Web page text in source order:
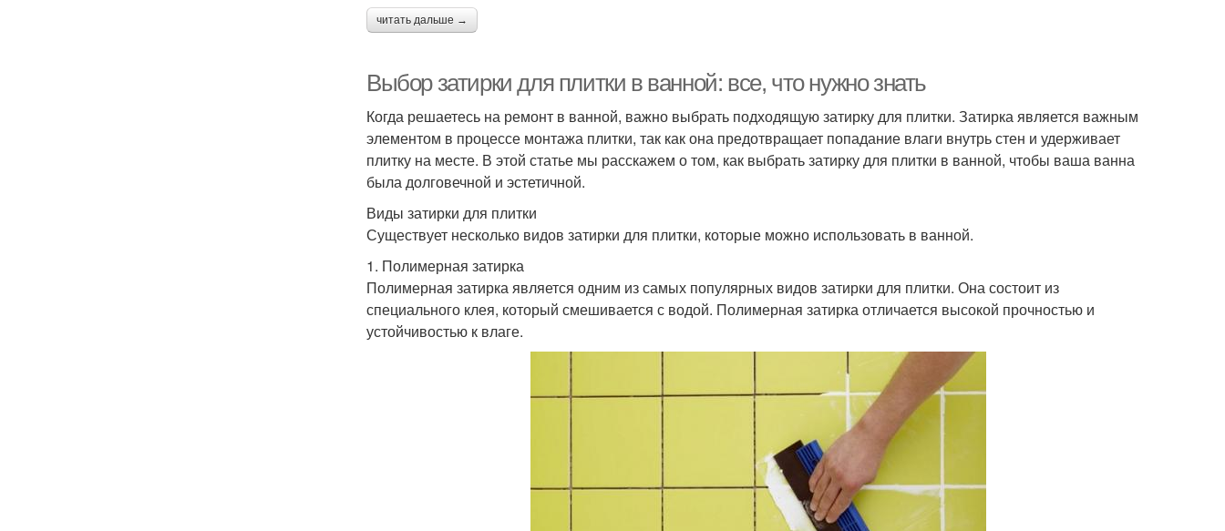
читать дальше →
Выбор затирки для плитки в ванной: все, что нужно знать
Когда решаетесь на ремонт в ванной, важно выбрать подходящую затирку для плитки. Затирка является важным
элементом в процессе монтажа плитки, так как она предотвращает попадание влаги внутрь стен и удерживает
плитку на месте. В этой статье мы расскажем о том, как выбрать затирку для плитки в ванной, чтобы ваша ванна
была долговечной и эстетичной.
Виды затирки для плитки
Существует несколько видов затирки для плитки, которые можно использовать в ванной.
1. Полимерная затирка
Полимерная затирка является одним из самых популярных видов затирки для плитки. Она состоит из
специального клея, который смешивается с водой. Полимерная затирка отличается высокой прочностью и
устойчивостью к влаге.